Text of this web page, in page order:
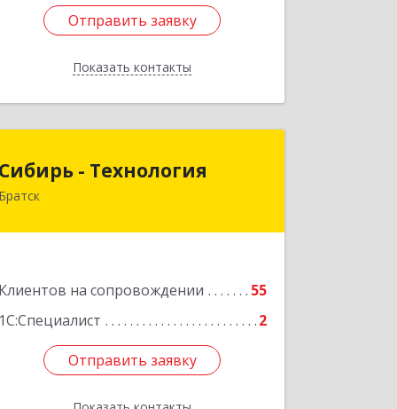
Отправить заявку
Показать контакты
Отправить заявку
Назад
Сибирь - Технология
Братск
Клиентов на сопровождении
55
1С:Специалист
2
Отправить заявку
Подробнее
Отправить заявку